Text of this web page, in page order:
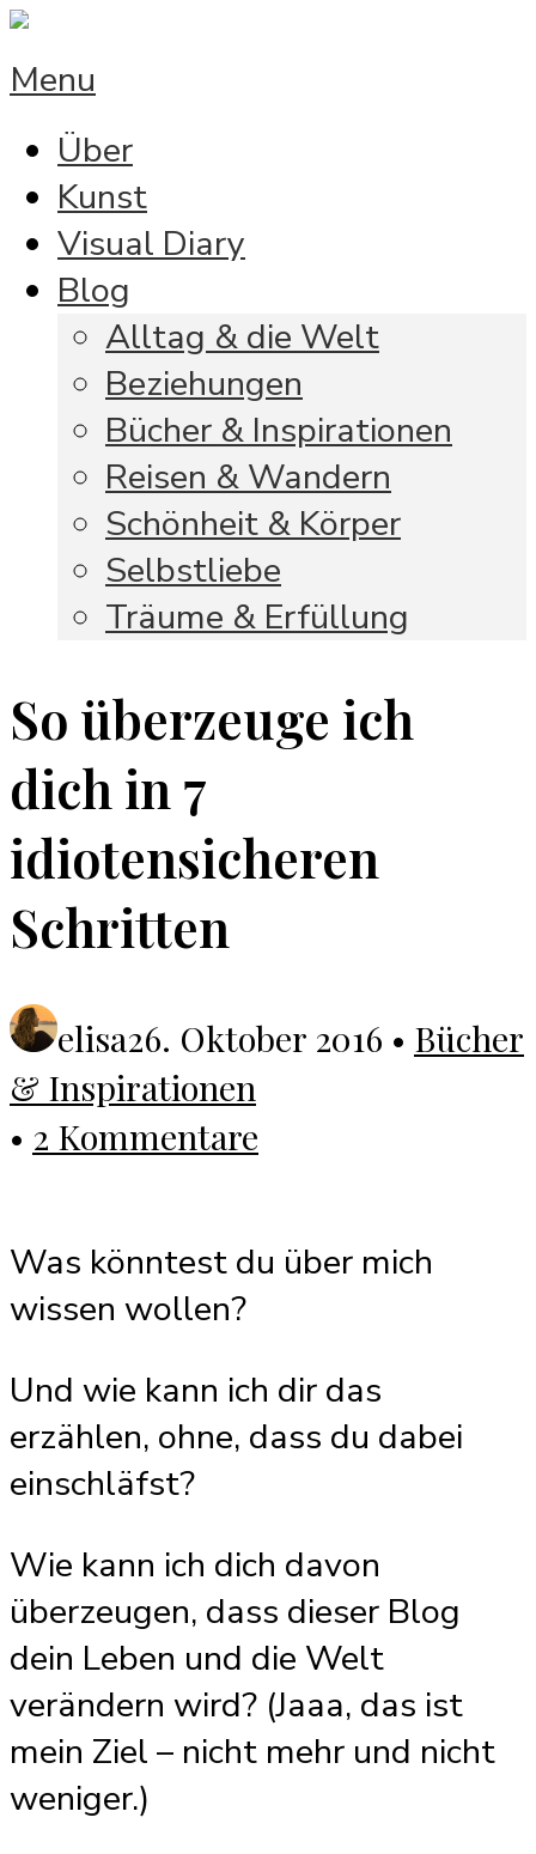
Menu
Über
Kunst
Visual Diary
Blog
Alltag & die Welt
Beziehungen
Bücher & Inspirationen
Reisen & Wandern
Schönheit & Körper
Selbstliebe
Träume & Erfüllung
So überzeuge ich
dich in 7
idiotensicheren
Schritten
elisa26. Oktober 2016 • Bücher
& Inspirationen
• 2 Kommentare
Was könntest du über mich
wissen wollen?
Und wie kann ich dir das
erzählen, ohne, dass du dabei
einschläfst?
Wie kann ich dich davon
überzeugen, dass dieser Blog
dein Leben und die Welt
verändern wird? (Jaaa, das ist
mein Ziel – nicht mehr und nicht
weniger.)